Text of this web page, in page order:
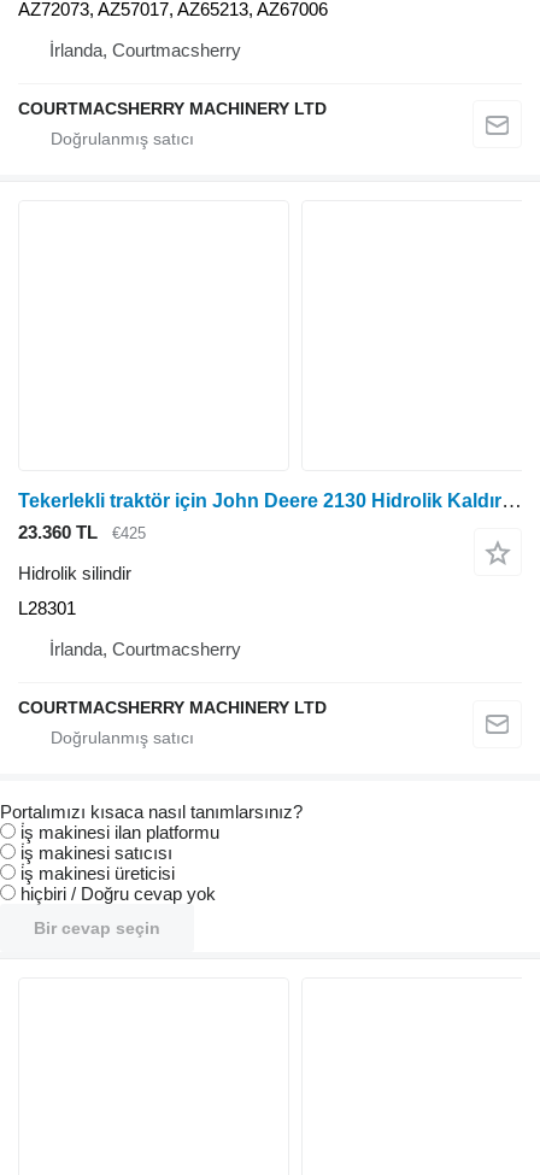
AZ72073, AZ57017, AZ65213, AZ67006
İrlanda, Courtmacsherry
COURTMACSHERRY MACHINERY LTD
Tekerlekli traktör için John Deere 2130 Hidrolik Kaldırma Silindiri Muhafazası L28301, Al38082, Al28230 Al hidrolik silindir
23.360 TL €425
Hidrolik silindir
L28301
İrlanda, Courtmacsherry
COURTMACSHERRY MACHINERY LTD
Portalımızı kısaca nasıl tanımlarsınız?
i̇ş makinesi ilan platformu
i̇ş makinesi satıcısı
i̇ş makinesi üreticisi
hiçbiri / Doğru cevap yok
Bir cevap seçin